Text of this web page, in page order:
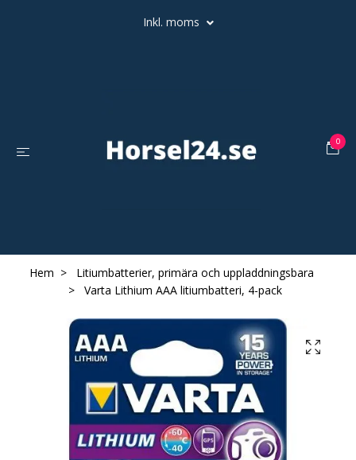
Inkl. moms
0
Hem
Litiumbatterier, primära och uppladdningsbara
Varta Lithium AAA litiumbatteri, 4-pack